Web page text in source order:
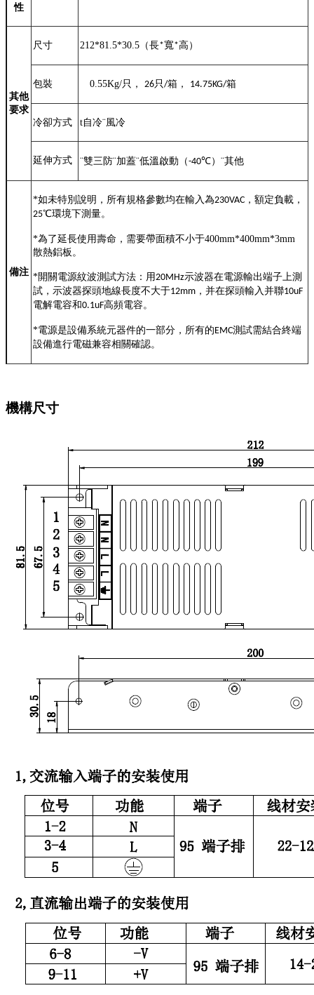
性
其他
要求
尺寸 212*81.5*30.5 （長*寬*高）
包裝 0.55Kg/只， 26只 /箱， 14.75KG/箱
冷卻方式 t自冷¨風冷
延伸方式 ¨雙三防¨加蓋¨低溫啟動（-40℃） ¨其他
備注
*如未特別說明，所有規格參數均在輸入為230VAC ，額定負載，
25℃環境下測量。
*為了延長使用壽命 ，需要帶面積不小于400mm*400mm*3mm
散熱鋁板 。
*開關電源紋波測試方法：用20MHz示波器在電源輸出端子上測
試，示波器探頭地線長度不大于12mm ，并在探頭輸入并聯10uF
電解電容和0.1uF高頻電容。
*電源是設備系統元器件的一部分，所有的EMC測試需結合終端
設備進行電磁兼容相關確認。
機構尺寸